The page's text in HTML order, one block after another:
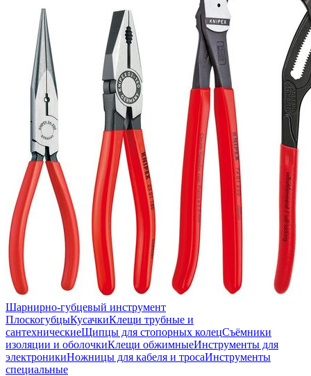
Шарнирно-губцевый инструмент
ПлоскогубцыКусачкиКлещи трубные и
сантехническиеЩипцы для стопорных колецСъёмники
изоляции и оболочкиКлещи обжимныеИнструменты для
электроникиНожницы для кабеля и тросаИнструменты
специальные